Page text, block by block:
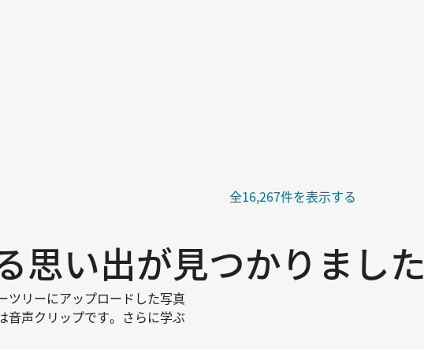
全16,267件を表示する
思い出が見つかりました
ツリーにアップロードした写真
音声クリップです。さらに学ぶ